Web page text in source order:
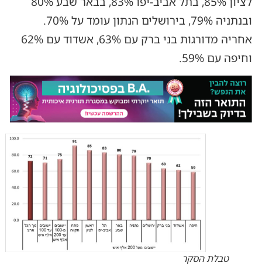
ובנתניה 79%, בירושלים הנתון עומד על 70%.
אחריה מדורגות בני ברק עם 63%, אשדוד עם 62%
וחיפה עם 59%.
טבלת הסקר